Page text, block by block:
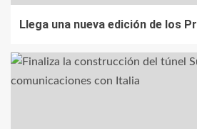
Llega una nueva edición de los